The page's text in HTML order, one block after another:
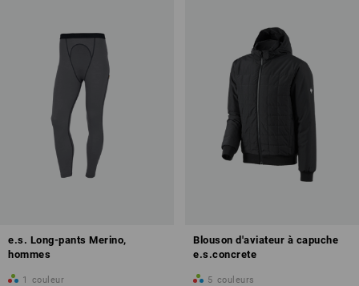
e.s. Long-pants Merino,
hommes
1 couleur
Blouson d'aviateur à capuche
e.s.concrete
5 couleurs